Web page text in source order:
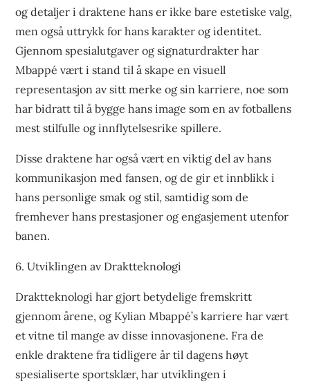
og detaljer i draktene hans er ikke bare estetiske valg,
men også uttrykk for hans karakter og identitet.
Gjennom spesialutgaver og signaturdrakter har
Mbappé vært i stand til å skape en visuell
representasjon av sitt merke og sin karriere, noe som
har bidratt til å bygge hans image som en av fotballens
mest stilfulle og innflytelsesrike spillere.
Disse draktene har også vært en viktig del av hans
kommunikasjon med fansen, og de gir et innblikk i
hans personlige smak og stil, samtidig som de
fremhever hans prestasjoner og engasjement utenfor
banen.
6. Utviklingen av Draktteknologi
Draktteknologi har gjort betydelige fremskritt
gjennom årene, og Kylian Mbappé’s karriere har vært
et vitne til mange av disse innovasjonene. Fra de
enkle draktene fra tidligere år til dagens høyt
spesialiserte sportsklær, har utviklingen i